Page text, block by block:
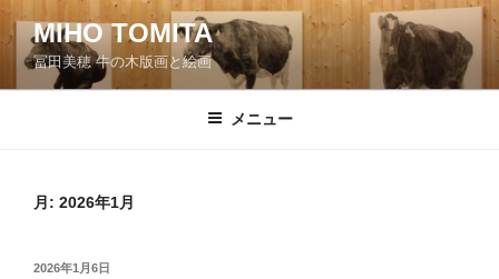
コ
ン
ン
MIHO TOMITA
冨田美穂 牛の木版画と絵画
メニュー
月: 2026年1月
投
2026年1月6日